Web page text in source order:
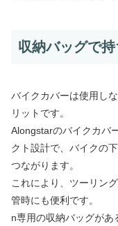
収納バッグで
バイクカバーは使用し
リットです。
Alongstarのバイクカバ
クト設計で、バイクの
つながります。
これにより、ツーリン
管時にも便利です。
n専用の収納バッグが